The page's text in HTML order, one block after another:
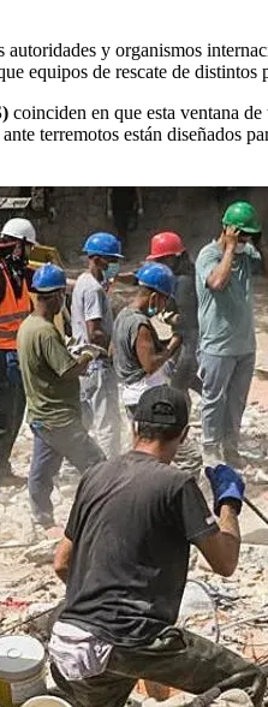
autoridades y organismos
de rescate de distintos
coinciden en que esta ventana
terremotos están diseñados